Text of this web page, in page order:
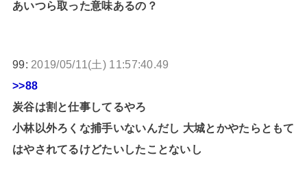
あいつら取った意味あるの？
99: 2019/05/11(土) 11:57:40.49
>>88
炭谷は割と仕事してるやろ
小林以外ろくな捕手いないんだし 大城とかやたらともて
はやされてるけどたいしたことないし